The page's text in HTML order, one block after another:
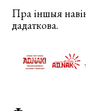
Пра іншыя
дадаткова.